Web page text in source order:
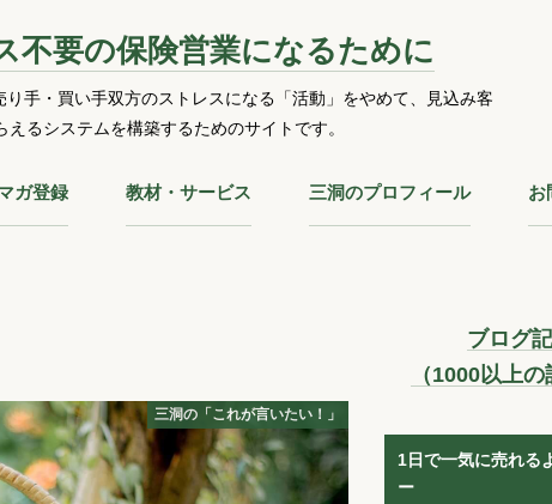
不要の保険営業になるために
手・買い手双方のストレスになる「活動」をやめて、見込み客
るシステムを構築するためのサイトです。
ガ登録 教材・サービス 三洞のプロフィール お
三洞の「これが言いたい！」
ブログ
（1000以上
1日で一気に売れる
ー